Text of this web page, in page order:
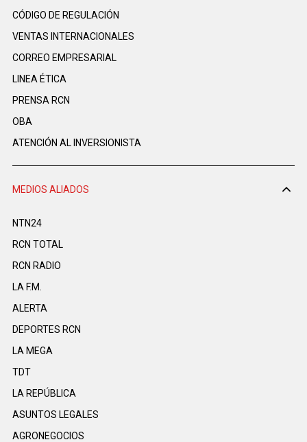
CÓDIGO DE REGULACIÓN
VENTAS INTERNACIONALES
CORREO EMPRESARIAL
LINEA ÉTICA
PRENSA RCN
OBA
ATENCIÓN AL INVERSIONISTA
MEDIOS ALIADOS
NTN24
RCN TOTAL
RCN RADIO
LA F.M.
ALERTA
DEPORTES RCN
LA MEGA
TDT
LA REPÚBLICA
ASUNTOS LEGALES
AGRONEGOCIOS